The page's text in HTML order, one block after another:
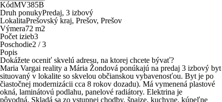
KódMV385B
Druh ponukyPredaj, 3 izbový
LokalitaPrešovský kraj, Prešov, Prešov
Výmera72 m2
Počet izieb3
Poschodie2 / 3
Popis
Dokážete oceniť skvelú adresu, na ktorej chcete bývať?
Maria Vargai reality a Mária Žondová ponúkajú na predaj 3 izbový byt
situovaný v lokalite so skvelou občianskou vybavenosťou. Byt je po
čiastočnej modernizácii cca 8 rokov dozadu). Má vymenená plastové
okná, laminátovú podlahu, panelové radiátory. Elektrina je
pôvodná. Skladá sa zo vstupnej chodby, špajze, kuchyne, kúpeľne